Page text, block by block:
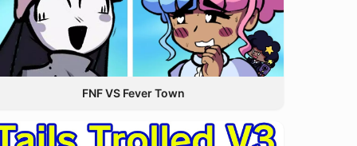
FNF VS Fever Town